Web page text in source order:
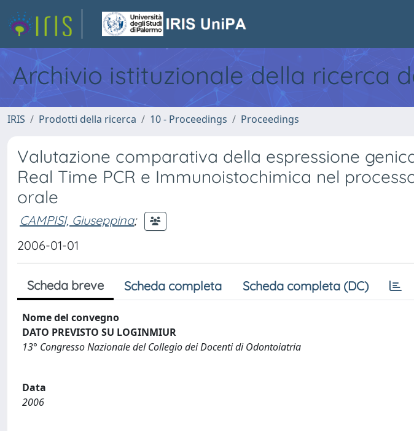
Archivio istituzionale della ricerca
IRIS Prodotti della ricerca 10 - Proceedings Proceedings
Valutazione comparativa della espressione
Real Time PCR e Immunoistochimica nel
orale
CAMPISI, Giuseppina;
2006-01-01
Scheda breve Scheda completa Scheda completa (DC)
Nome del convegno
DATO PREVISTO SU LOGINMIUR
13° Congresso Nazionale del Collegio dei Docenti di Odontoiatria
Data
2006